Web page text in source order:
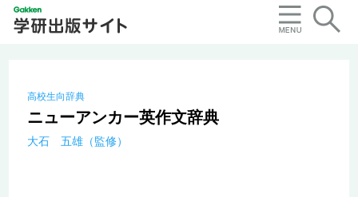
高校生向辞典
ニューアンカー英作文辞典
大石 五雄（監修）